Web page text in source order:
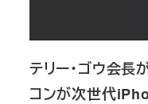
テリー・ゴウ会長
コンが次世代